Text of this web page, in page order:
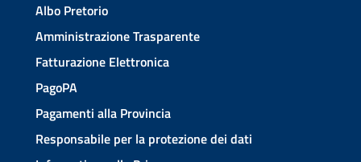
Albo Pretorio
Amministrazione Trasparente
Fatturazione Elettronica
PagoPA
Pagamenti alla Provincia
Responsabile per la protezione dei dati